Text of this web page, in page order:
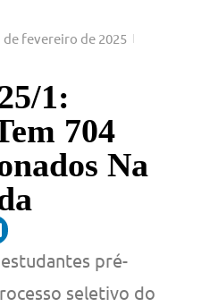
de fevereiro de 2025
1:
704
Na
pré-
seletivo do